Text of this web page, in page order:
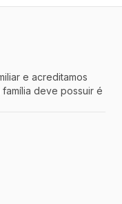
e acreditamos
deve possuir é